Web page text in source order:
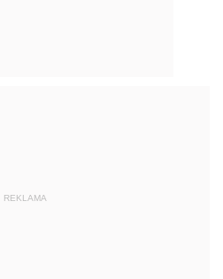
REKLAMA